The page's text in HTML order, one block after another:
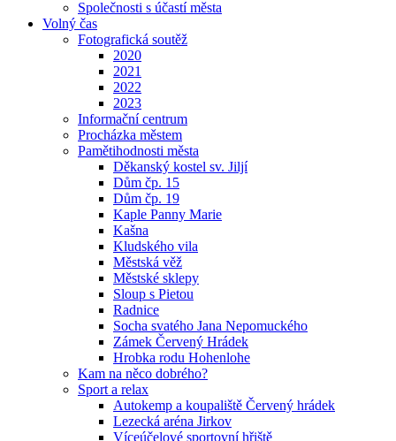
Společnosti s účastí města
Volný čas
Fotografická soutěž
2020
2021
2022
2023
Informační centrum
Procházka městem
Pamětihodnosti města
Děkanský kostel sv. Jiljí
Dům čp. 15
Dům čp. 19
Kaple Panny Marie
Kašna
Kludského vila
Městská věž
Městské sklepy
Sloup s Pietou
Radnice
Socha svatého Jana Nepomuckého
Zámek Červený Hrádek
Hrobka rodu Hohenlohe
Kam na něco dobrého?
Sport a relax
Autokemp a koupaliště Červený hrádek
Lezecká aréna Jirkov
Víceúčelové sportovní hřiště